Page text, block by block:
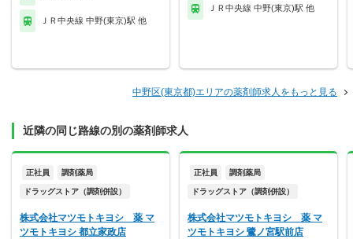
ＪＲ中央線 中野(東京)駅 他
ＪＲ中央線 中野(東京)駅 他
中野区(東京都)エリアの薬剤師求人をもっと見る
近隣の同じ路線の別の薬剤師求人
正社員 調剤薬局
ドラッグストア（調剤併設）
株式会社マツモトキヨシ 薬 マ
ツモトキヨシ 都立家政店
正社員 調剤薬局
ドラッグストア（調剤併設）
株式会社マツモトキヨシ 薬 マ
ツモトキヨシ 鷺ノ宮駅前店